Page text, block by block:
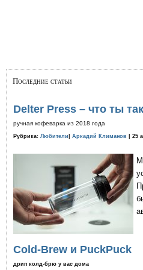
Последние статьи
Delter Press – что ты
ручная кофеварка из 2018 года
Рубрика: Любители Аркадий Климанов | 25
Cold-Brew и PuckPuck
дрип колд-брю у вас дома